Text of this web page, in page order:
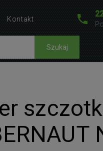
Szukaj
Kontakt